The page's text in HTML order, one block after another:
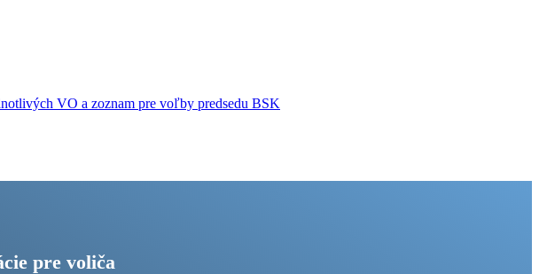
VO a zoznam pre voľby predsedu BSK
pre voliča